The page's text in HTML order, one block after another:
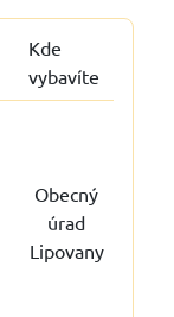
Kde
vybavíte
Obecný
úrad
Lipovany